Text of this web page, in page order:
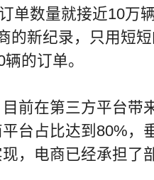
单数量就接近10万
的新纪录，只用短
的订单。
在第三方平台带
台占比达到80%，
，电商已经承担了